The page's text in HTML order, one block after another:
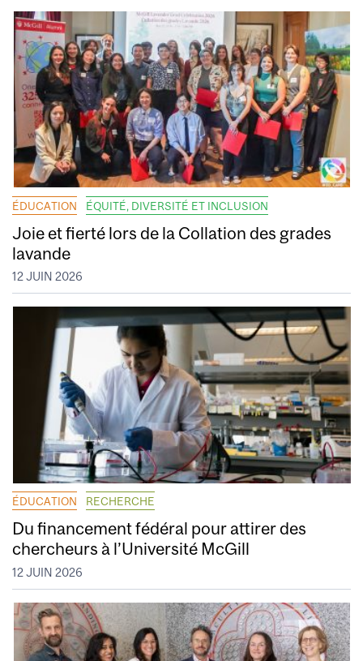
ÉDUCATION ÉQUITÉ, DIVERSITÉ ET INCLUSION
Joie et fierté lors de la Collation des grades
lavande
12 JUIN 2026
ÉDUCATION RECHERCHE
Du financement fédéral pour attirer des
chercheurs à l’Université McGill
12 JUIN 2026